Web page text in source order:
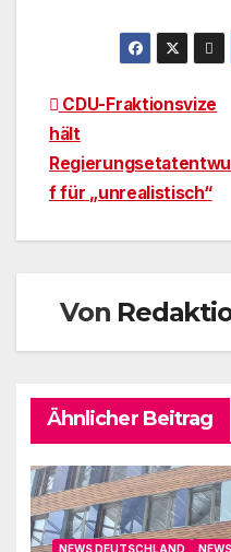
CDU-Fraktionsvize
hält
f für „unrealistisch“
Von
Ähnlicher Beitrag
NEWS DEUTSCHLAND